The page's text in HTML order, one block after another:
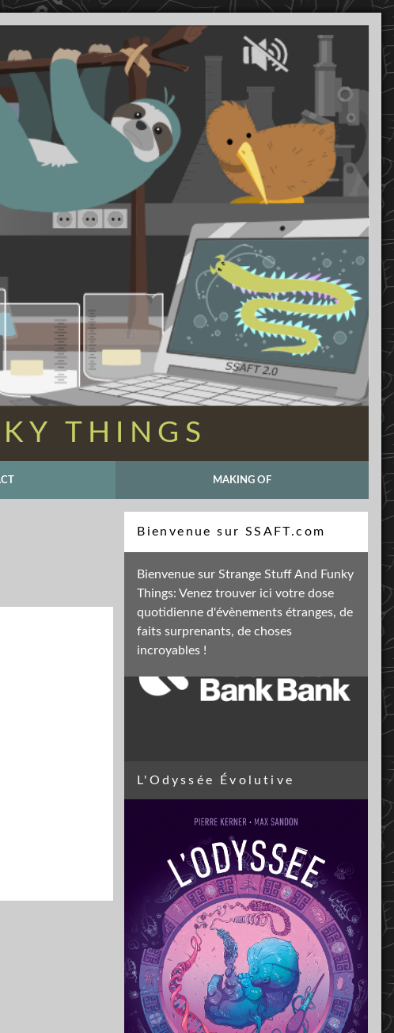
THINGS
MAKING OF
Bienvenue sur SSAFT.com
Bienvenue sur Strange Stuff And Funky
Things: Venez trouver ici votre dose
quotidienne d'évènements étranges, de
faits surprenants, de choses
incroyables !
Recherche
Soutenez mon activité
L'Odyssée Évolutive